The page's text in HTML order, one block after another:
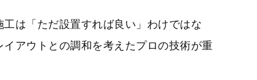
は「ただ設置すれば良い」わけではな
アウトとの調和を考えたプロの技術が重